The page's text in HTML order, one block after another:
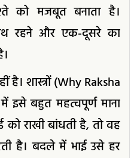
को मजबूत बनाता है।
रहने और एक-दूसरे का
है। शास्त्रों (Why Raksha
इसे बहुत महत्वपूर्ण माना
राखी बांधती है, तो वह
है। बदले में भाई उसे हर